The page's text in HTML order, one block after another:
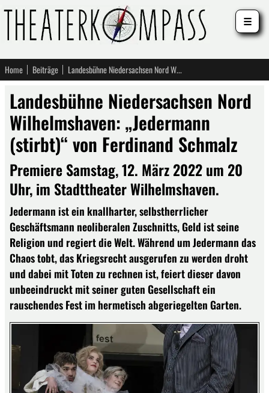
Home Beiträge Landesbühne Niedersachsen Nord Wilhelmshaven: „Jedermann (stirbt)“ von Ferdinand Schmalz
Landesbühne Niedersachsen Nord
Wilhelmshaven: „Jedermann
(stirbt)“ von Ferdinand Schmalz
Premiere Samstag, 12. März 2022 um 20
Uhr, im Stadttheater Wilhelmshaven.
Jedermann ist ein knallharter, selbstherrlicher
Geschäftsmann neoliberalen Zuschnitts, Geld ist seine
Religion und regiert die Welt. Während um Jedermann das
Chaos tobt, das Kriegsrecht ausgerufen zu werden droht
und dabei mit Toten zu rechnen ist, feiert dieser davon
unbeeindruckt mit seiner guten Gesellschaft ein
rauschendes Fest im hermetisch abgeriegelten Garten.
☰